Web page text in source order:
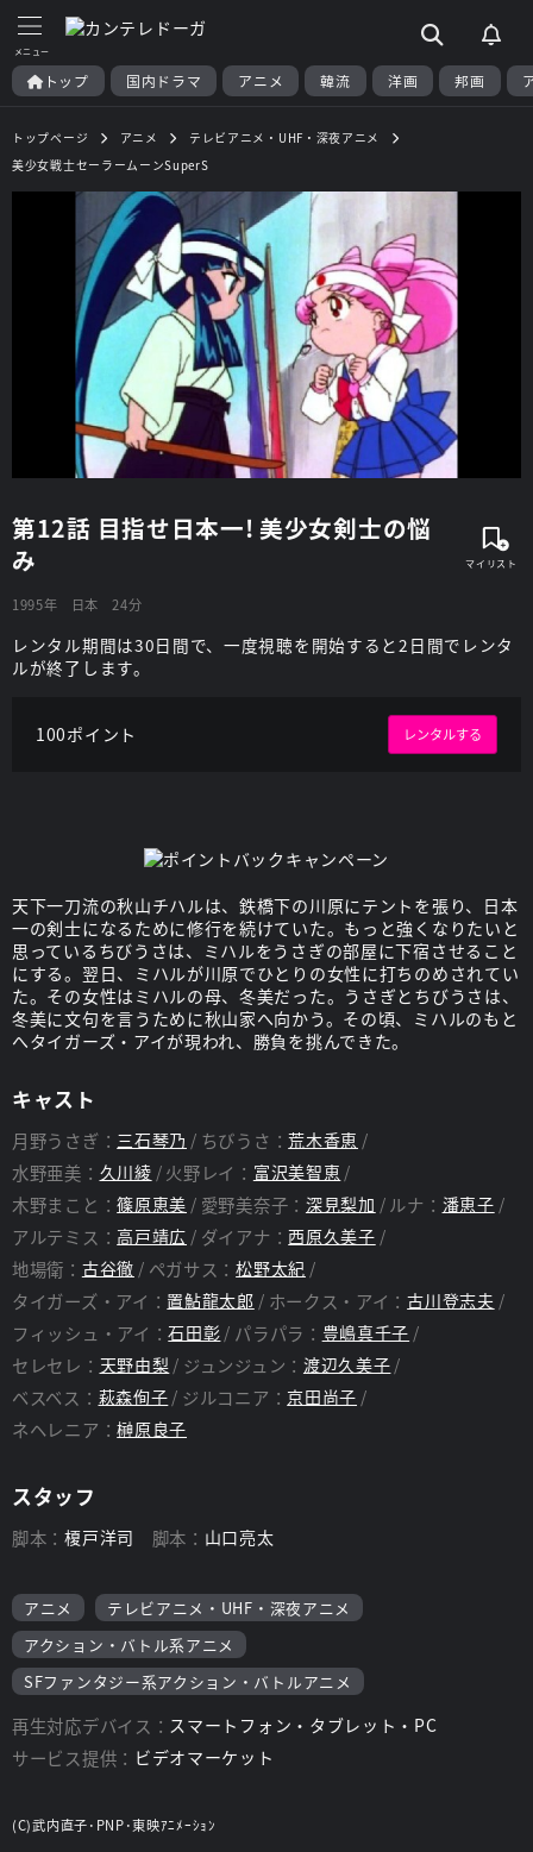
トップ 国内ドラマ アニメ 韓流 洋画 邦画
トップページ アニメ
テレビアニメ・UHF・深夜アニメ
美少女戦士セーラームーンSuperS
第12話 目指せ日本一! 美少女剣士の悩
み
1995年 日本 24分
レンタル期間は30日間で、一度視聴を開始すると2日間でレンタ
ルが終了します。
100ポイント レンタルする
天下一刀流の秋山チハルは、鉄橋下の川原にテントを張り、日本
一の剣士になるために修行を続けていた。もっと強くなりたいと
思っているちびうさは、ミハルをうさぎの部屋に下宿させること
にする。翌日、ミハルが川原でひとりの女性に打ちのめされてい
た。その女性はミハルの母、冬美だった。うさぎとちびうさは、
冬美に文句を言うために秋山家へ向かう。その頃、ミハルのもと
へタイガーズ・アイが現われ、勝負を挑んできた。
キャスト
月野うさぎ： 三石琴乃 ちびうさ：荒木香恵
水野亜美： 久川綾 火野レイ： 富沢美智恵
木野まこと：篠原恵美 愛野美奈子： 深見梨加 ルナ： 潘恵子
アルテミス： 高戸靖広 ダイアナ：西原久美子
地場衛： 古谷徹 ペガサス：松野太紀
タイガーズ・アイ： 置鮎龍太郎 ホークス・アイ：古川登志夫
フィッシュ・アイ：石田彰 パラパラ： 豊嶋真千子
セレセレ： 天野由梨 ジュンジュン： 渡辺久美子
ベスベス： 萩森侚子 ジルコニア： 京田尚子
ネヘレニア：榊原良子
スタッフ
脚本：榎戸洋司 脚本： 山口亮太
アニメ
テレビアニメ・UHF・深夜アニメ
アクション・バトル系アニメ
SFファンタジー系アクション・バトルアニメ
再生対応デバイス： スマートフォン・タブレット・PC
サービス提供： ビデオマーケット
(C)武内直子･PNP･東映ｱﾆﾒｰｼｮﾝ